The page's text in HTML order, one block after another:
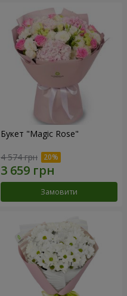
Букет "Magic Rose"
4 574 грн
Замовити